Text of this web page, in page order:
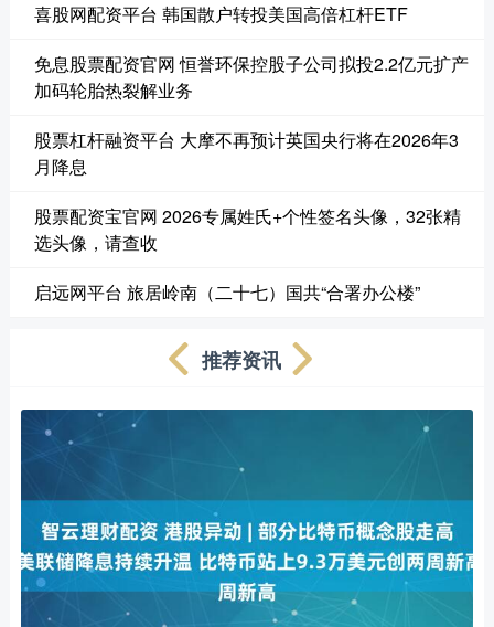
喜股网配资平台 韩国散户转投美国高倍杠杆ETF
免息股票配资官网 恒誉环保控股子公司拟投2.2亿元扩产
加码轮胎热裂解业务
股票杠杆融资平台 大摩不再预计英国央行将在2026年3
月降息
股票配资宝官网 2026专属姓氏+个性签名头像，32张精
选头像，请查收
启远网平台 旅居岭南（二十七）国共“合署办公楼”
推荐资讯